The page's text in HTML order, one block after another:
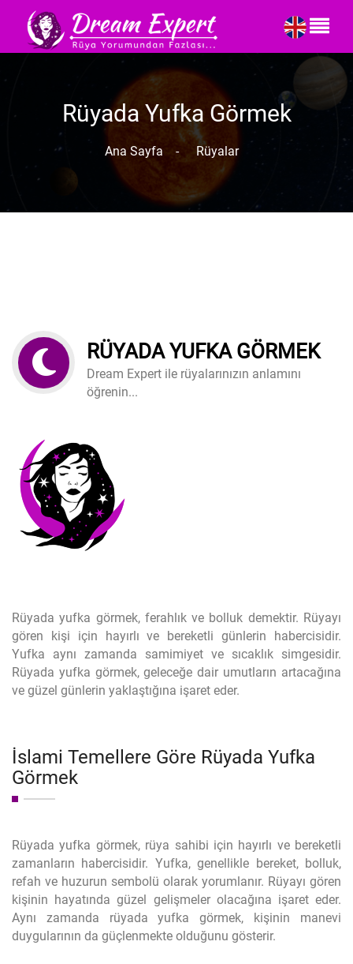
Rüyada Yufka Görmek
Ana Sayfa - Rüyalar
RÜYADA YUFKA GÖRMEK
Dream Expert ile rüyalarınızın anlamını
öğrenin...
Rüyada yufka görmek, ferahlık ve bolluk demektir. Rüyayı
gören kişi için hayırlı ve bereketli günlerin habercisidir.
Yufka aynı zamanda samimiyet ve sıcaklık simgesidir.
Rüyada yufka görmek, geleceğe dair umutların artacağına
ve güzel günlerin yaklaştığına işaret eder.
İslami Temellere Göre Rüyada Yufka
Görmek
Rüyada yufka görmek, rüya sahibi için hayırlı ve bereketli
zamanların habercisidir. Yufka, genellikle bereket, bolluk,
refah ve huzurun sembolü olarak yorumlanır. Rüyayı gören
kişinin hayatında güzel gelişmeler olacağına işaret eder.
Aynı zamanda rüyada yufka görmek, kişinin manevi
duygularının da güçlenmekte olduğunu gösterir.